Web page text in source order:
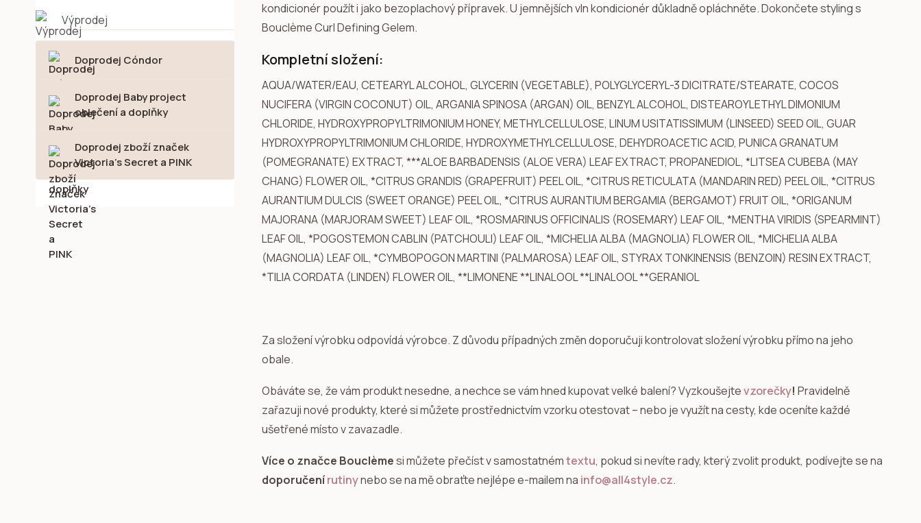
Výprodej
Doprodej Cóndor
Doprodej Baby project
oblečení a doplňky
Doprodej zboží značek
Victoria's Secret a PINK
kondicionér použít i jako bezoplachový přípravek. U jemnějších vln kondicionér důkladně opláchněte. Dokončete styling s
Bouclème Curl Defining Gelem.
Kompletní složení:
AQUA/WATER/EAU, CETEARYL ALCOHOL, GLYCERIN (VEGETABLE), POLYGLYCERYL-3 DICITRATE/STEARATE, COCOS
NUCIFERA (VIRGIN COCONUT) OIL, ARGANIA SPINOSA (ARGAN) OIL, BENZYL ALCOHOL, DISTEAROYLETHYL DIMONIUM
CHLORIDE, HYDROXYPROPYLTRIMONIUM HONEY, METHYLCELLULOSE, LINUM USITATISSIMUM (LINSEED) SEED OIL, GUAR
HYDROXYPROPYLTRIMONIUM CHLORIDE, HYDROXYMETHYLCELLULOSE, DEHYDROACETIC ACID, PUNICA GRANATUM
(POMEGRANATE) EXTRACT, ***ALOE BARBADENSIS (ALOE VERA) LEAF EXTRACT, PROPANEDIOL, *LITSEA CUBEBA (MAY
CHANG) FLOWER OIL, *CITRUS GRANDIS (GRAPEFRUIT) PEEL OIL, *CITRUS RETICULATA (MANDARIN RED) PEEL OIL, *CITRUS
AURANTIUM DULCIS (SWEET ORANGE) PEEL OIL, *CITRUS AURANTIUM BERGAMIA (BERGAMOT) FRUIT OIL, *ORIGANUM
MAJORANA (MARJORAM SWEET) LEAF OIL, *ROSMARINUS OFFICINALIS (ROSEMARY) LEAF OIL, *MENTHA VIRIDIS (SPEARMINT)
LEAF OIL, *POGOSTEMON CABLIN (PATCHOULI) LEAF OIL, *MICHELIA ALBA (MAGNOLIA) FLOWER OIL, *MICHELIA ALBA
(MAGNOLIA) LEAF OIL, *CYMBOPOGON MARTINI (PALMAROSA) LEAF OIL, STYRAX TONKINENSIS (BENZOIN) RESIN EXTRACT,
*TILIA CORDATA (LINDEN) FLOWER OIL, **LIMONENE **LINALOOL **LINALOOL **GERANIOL
Za složení výrobku odpovídá výrobce. Z důvodu případných změn doporučuji kontrolovat složení výrobku přímo na jeho
obale.
Obáváte se, že vám produkt nesedne, a nechce se vám hned kupovat velké balení? Vyzkoušejtevzorečky! Pravidelně
zařazuji nové produkty, které si můžete prostřednictvím vzorku otestovat – nebo je využít na cesty, kde oceníte každé
ušetřené místo v zavazadle.
Více o značce Bouclèmesi můžete přečíst v samostatnémtextu, pokud si nevíte rady, který zvolit produkt, podívejte se na
doporučenírutinynebo se na mě obraťte nejlépe e-mailem na info@all4style.cz.